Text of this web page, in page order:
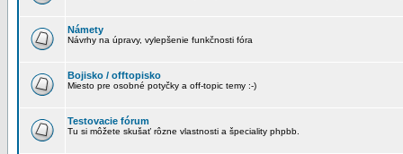
Námety
Návrhy na úpravy, vylepšenie funkčnosti fóra
Bojisko / offtopisko
Miesto pre osobné potyčky a off-topic temy :-)
Testovacie fórum
Tu si môžete skušať rôzne vlastnosti a špeciality phpbb.